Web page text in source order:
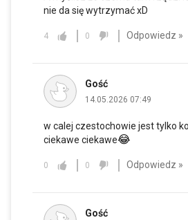
nie da się wytrzymać xD
4 0 Odpowiedz »
Gość
14.05.2026 07:49
w calej czestochowie jest tylko
ciekawe ciekawe😂
0 0 Odpowiedz »
Gość